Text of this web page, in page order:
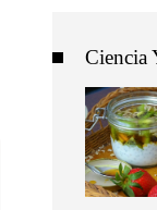
Ciencia